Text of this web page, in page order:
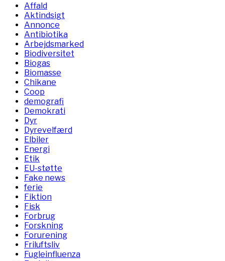
Affald
Aktindsigt
Annonce
Antibiotika
Arbejdsmarked
Biodiversitet
Biogas
Biomasse
Chikane
Coop
demografi
Demokrati
Dyr
Dyrevelfærd
Elbiler
Energi
Etik
EU-støtte
Fake news
ferie
Fiktion
Fisk
Forbrug
Forskning
Forurening
Friluftsliv
Fugleinfluenza